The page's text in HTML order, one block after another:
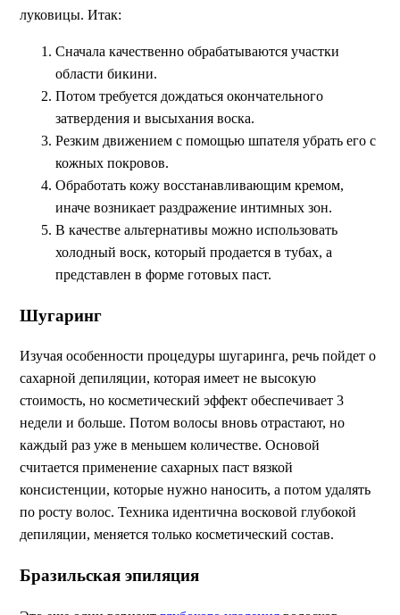
луковицы. Итак:
Сначала качественно обрабатываются участки
области бикини.
Потом требуется дождаться окончательного
затвердения и высыхания воска.
Резким движением с помощью шпателя убрать его с
кожных покровов.
Обработать кожу восстанавливающим кремом,
иначе возникает раздражение интимных зон.
В качестве альтернативы можно использовать
холодный воск, который продается в тубах, а
представлен в форме готовых паст.
Шугаринг
Изучая особенности процедуры шугаринга, речь пойдет о
сахарной депиляции, которая имеет не высокую
стоимость, но косметический эффект обеспечивает 3
недели и больше. Потом волосы вновь отрастают, но
каждый раз уже в меньшем количестве. Основой
считается применение сахарных паст вязкой
консистенции, которые нужно наносить, а потом удалять
по росту волос. Техника идентична восковой глубокой
депиляции, меняется только косметический состав.
Бразильская эпиляция